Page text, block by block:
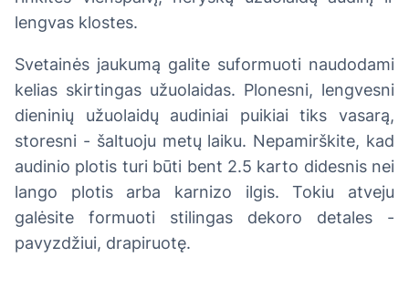
lengvas klostes.
Svetainės jaukumą galite suformuoti naudodami
kelias skirtingas užuolaidas. Plonesni, lengvesni
dieninių užuolaidų audiniai puikiai tiks vasarą,
storesni - šaltuoju metų laiku. Nepamirškite, kad
audinio plotis turi būti bent 2.5 karto didesnis nei
lango plotis arba karnizo ilgis. Tokiu atveju
galėsite formuoti stilingas dekoro detales -
pavyzdžiui, drapiruotę.